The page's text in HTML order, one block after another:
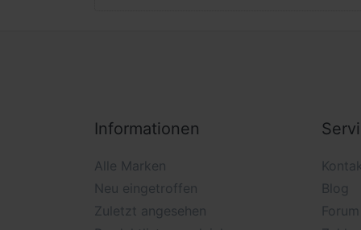
Informationen
Alle Marken
Neu eingetroffen
Zuletzt angesehen
Blog
Forum